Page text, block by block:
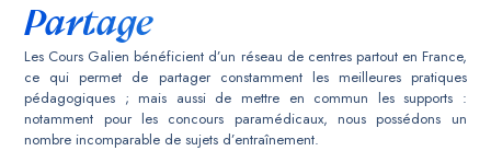
Partage
Les Cours Galien bénéficient d’un réseau de centres partout en France,
ce qui permet de partager constamment les meilleures pratiques
pédagogiques ; mais aussi de mettre en commun les supports :
notamment pour les concours paramédicaux, nous possédons un
nombre incomparable de sujets d’entraînement.